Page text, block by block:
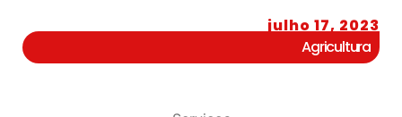
julho 17, 2023
Agricultura